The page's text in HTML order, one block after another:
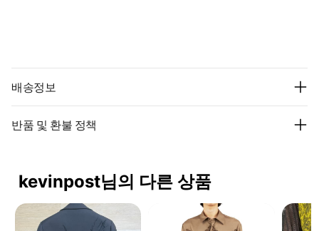
배송정보
반품 및 환불 정책
kevinpost님의 다른 상품